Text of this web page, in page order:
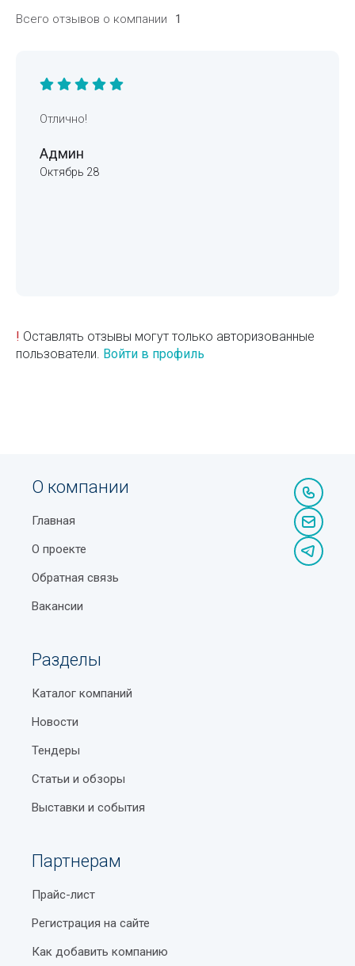
Всего отзывов о компании 1
Отлично!
Админ
Октябрь 28
! Оставлять отзывы могут только авторизованные
пользователи. Войти в профиль
О компании
Главная
О проекте
Обратная связь
Вакансии
Разделы
Каталог компаний
Новости
Тендеры
Статьи и обзоры
Выставки и события
Партнерам
Прайс-лист
Регистрация на сайте
Как добавить компанию